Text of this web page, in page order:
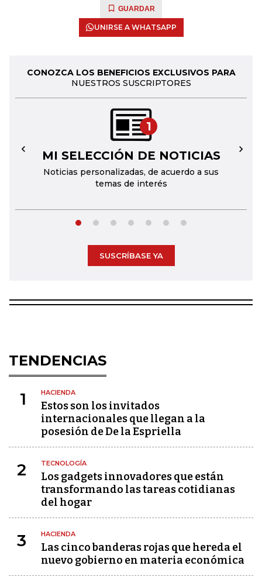
GUARDAR
UNIRSE A WHATSAPP
CONOZCA LOS BENEFICIOS EXCLUSIVOS PARA
NUESTROS SUSCRIPTORES
1
MI SELECCIÓN DE NOTICIAS
Noticias personalizadas, de acuerdo a sus
temas de interés
← →
SUSCRÍBASE YA
TENDENCIAS
1 HACIENDA
Estos son los invitados
internacionales que llegan a la
posesión de De la Espriella
2 TECNOLOGÍA
Los gadgets innovadores que están
transformando las tareas cotidianas
del hogar
3 HACIENDA
Las cinco banderas rojas que hereda el
nuevo gobierno en materia económica